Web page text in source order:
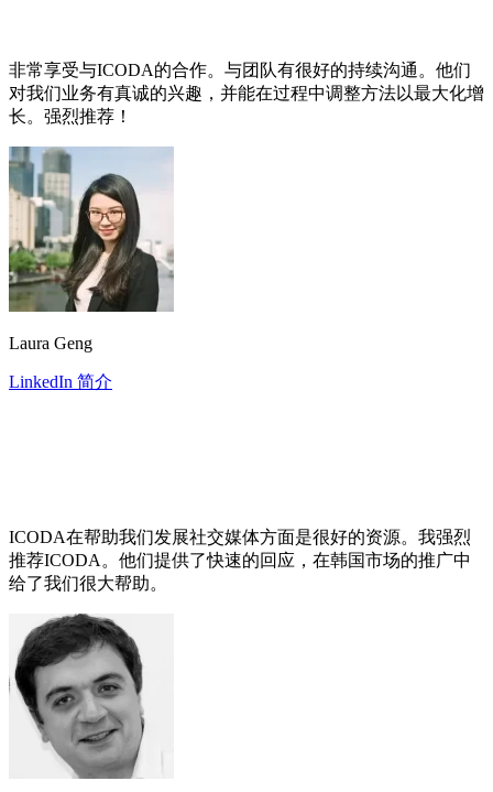
非常享受与ICODA的合作。与团队有很好的持续沟通。他们
对我们业务有真诚的兴趣，并能在过程中调整方法以最大化增
长。强烈推荐！
Laura Geng
LinkedIn 简介
ICODA在帮助我们发展社交媒体方面是很好的资源。我强烈
推荐ICODA。他们提供了快速的回应，在韩国市场的推广中
给了我们很大帮助。